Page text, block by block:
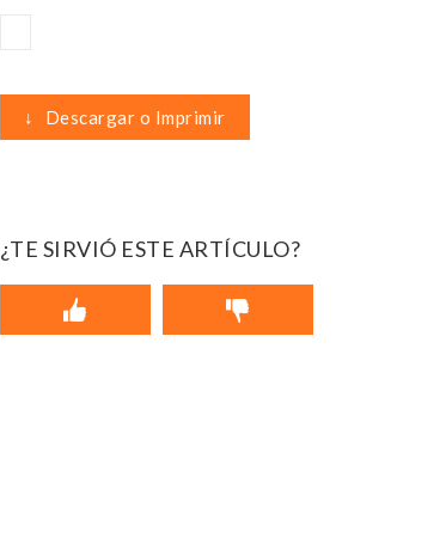
↓ Descargar o Imprimir
¿TE SIRVIÓ ESTE ARTÍCULO?